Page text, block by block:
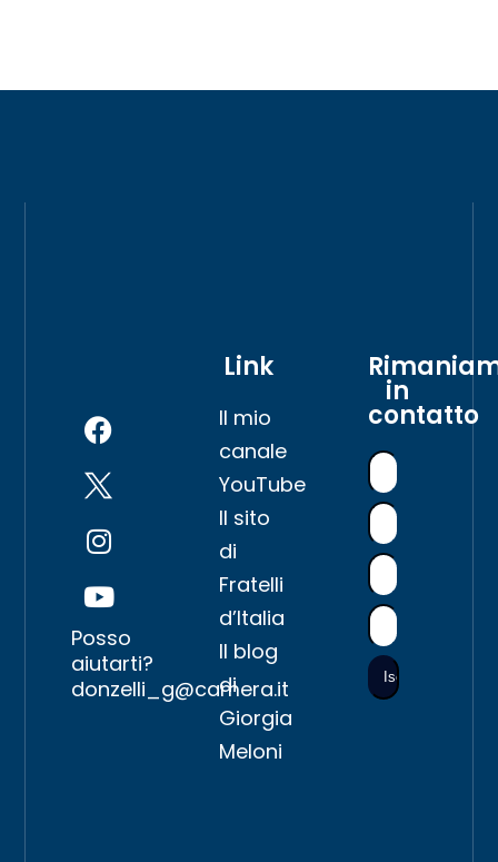
Posso
aiutarti?
donzelli_g@camera.it
Link
Il mio
canale
YouTube
Il sito
di
Fratelli
d’Italia
Il blog
di
Giorgia
Meloni
in
contatto